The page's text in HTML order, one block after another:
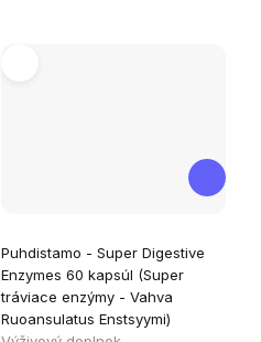
Puhdistamo - Super Digestive
Enzymes 60 kapsúl (Super
tráviace enzýmy - Vahva
Ruoansulatus Enstsyymi)
hodnotenie
produktu
je